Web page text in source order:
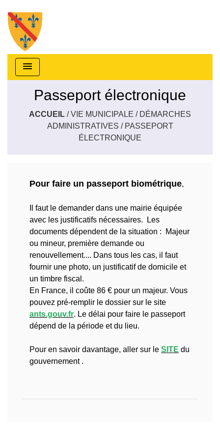
menu
Passeport électronique
ACCUEIL /VIE MUNICIPALE / DÉMARCHES
ADMINISTRATIVES / PASSEPORT
ÉLECTRONIQUE
Pour faire un passeport biométrique,
Il faut le demander dans une mairie équipée
avec les justificatifs nécessaires. Les
documents dépendent de la situation : Majeur
ou mineur, première demande ou
renouvellement.... Dans tous les cas, il faut
fournir une photo, un justificatif de domicile et
un timbre fiscal.
En France, il coûte 86 € pour un majeur. Vous
pouvez pré-remplir le dossier sur le site
ants.gouv.fr. Le délai pour faire le passeport
dépend de la période et du lieu.
Pour en savoir davantage, aller sur le SITE du
gouvernement .